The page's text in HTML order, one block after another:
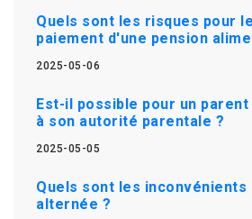
Quels sont les risques pour
paiement d'une pension
2025-05-06
Est-il possible pour un
à son autorité parentale ?
2025-05-05
Quels sont les inconvénients
alternée ?